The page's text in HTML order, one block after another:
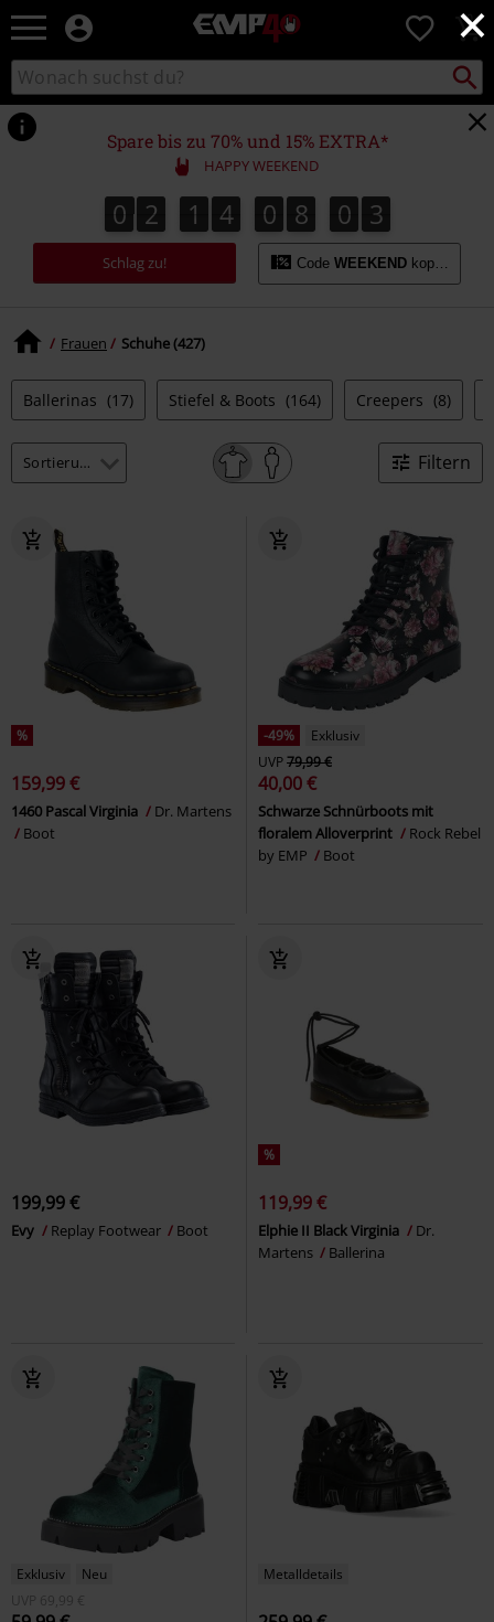
×
EMP
Merchandise
-
Shop
Rock
&
Entertainment
0
Katalog
durchsuchen
suchen
Spare bis zu 70% und 15% EXTRA*
HAPPY WEEKEND
0
0 2
2 1
1 4
4 0
0 8
8 0
0 1
2
1
3
2
Schlag zu! Code WEEKEND kopieren
Frauen Schuhe (427)
Ballerinas (17) Stiefel & Boots (164) Creepers (8)
Filtern
%
159,99 €
1460 Pascal Virginia
Dr. Martens
Boot
-49%
Exklusiv
UVP79,99 €
40,00 €
Schwarze Schnürboots mit
floralem Alloverprint
Rock Rebel
by EMP
Boot
199,99 €
Evy Replay Footwear Boot
%
119,99 €
Elphie II Black Virginia
Dr.
Martens
Ballerina
Exklusiv
Neu
UVP
69,99 €
Metalldetails